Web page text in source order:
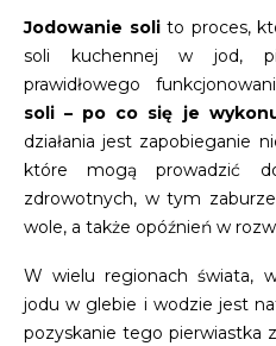
Jodowanie solito proces,
soli kuchennej w jod,
prawidłowego
soli – po co się je
działania jest zapobieganie
które mogą prowadzić
zdrowotnych, w tym
wole, a także opóźnień w
W wielu regionach świata,
jodu w glebie i wodzie jest
pozyskanie tego pierwiastka